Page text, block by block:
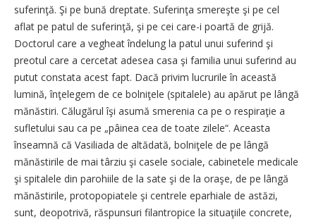
suferinţă. Şi pe bună dreptate. Suferinţa smereşte şi pe cel
aflat pe patul de suferinţă, şi pe cei care-i poartă de grijă.
Doctorul care a vegheat îndelung la patul unui suferind şi
preotul care a cercetat adesea casa şi familia unui suferind au
putut constata acest fapt. Dacă privim lucrurile în această
lumină, înţelegem de ce bolniţele (spitalele) au apărut pe lângă
mănăstiri. Călugărul îşi asumă smerenia ca pe o respiraţie a
sufletului sau ca pe „pâinea cea de toate zilele“. Aceasta
înseamnă că Vasiliada de altădată, bolniţele de pe lângă
mănăstirile de mai târziu şi casele sociale, cabinetele medicale
şi spitalele din parohiile de la sate şi de la oraşe, de pe lângă
mănăstirile, protopopiatele şi centrele eparhiale de astăzi,
sunt, deopotrivă, răspunsuri filantropice la situaţiile concrete,